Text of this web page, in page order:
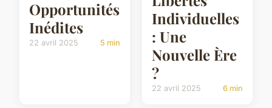
Opportunités
Inédites
22 avril 2025 5 min
Individuelles
: Une
Nouvelle Ère
?
22 avril 2025 6 min